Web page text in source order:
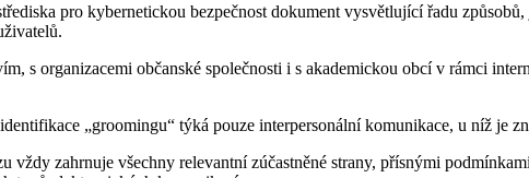
pro kybernetickou bezpečnost dokument vysvětlující řadu
s organizacemi občanské společnosti i s akademickou obcí v rámci
„groomingu“ týká pouze interpersonální komunikace, u níž je
vždy zahrnuje všechny relevantní zúčastněné strany, přísnými